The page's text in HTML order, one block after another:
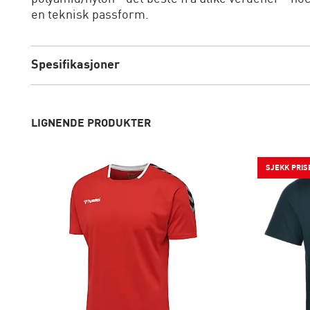
en teknisk passform.
Spesifikasjoner
LIGNENDE PRODUKTER
SJEKK